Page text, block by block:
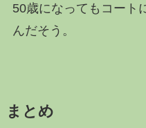
50歳になってもコート
んだそう。
まとめ